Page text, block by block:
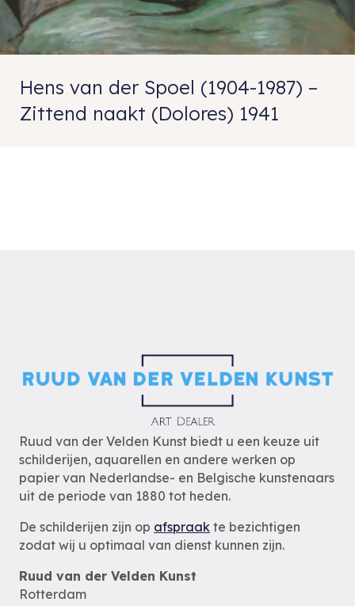
Hens van der Spoel (1904-1987) –
Zittend naakt (Dolores) 1941
Ruud van der Velden Kunst biedt u een keuze uit
schilderijen, aquarellen en andere werken op
papier van Nederlandse- en Belgische kunstenaars
uit de periode van 1880 tot heden.
De schilderijen zijn op afspraak te bezichtigen
zodat wij u optimaal van dienst kunnen zijn.
Ruud van der Velden Kunst
Rotterdam